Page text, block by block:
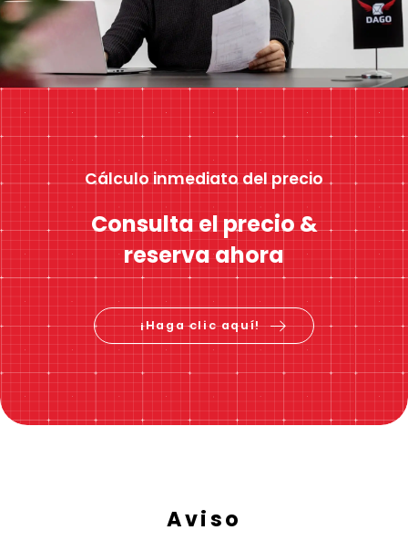
Cálculo inmediato del precio
Consulta el precio &
reserva ahora
¡Haga clic aquí!
Aviso